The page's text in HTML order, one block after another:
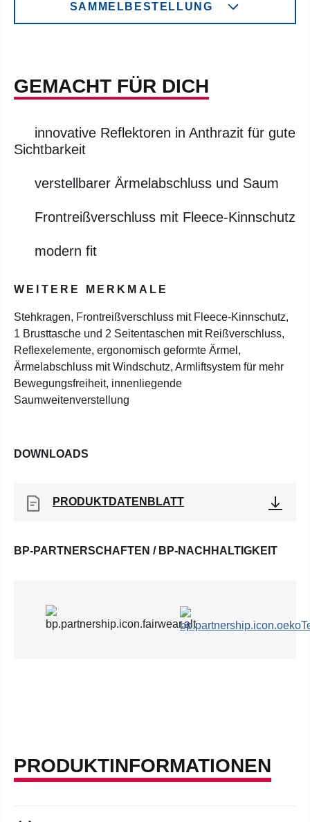
SAMMELBESTELLUNG
GEMACHT FÜR DICH
innovative Reflektoren in Anthrazit für gute
Sichtbarkeit
verstellbarer Ärmelabschluss und Saum
Frontreißverschluss mit Fleece-Kinnschutz
modern fit
WEITERE MERKMALE
Stehkragen, Frontreißverschluss mit Fleece-Kinnschutz,
1 Brusttasche und 2 Seitentaschen mit Reißverschluss,
Reflexelemente, ergonomisch geformte Ärmel,
Ärmelabschluss mit Windschutz, Armliftsystem für mehr
Bewegungsfreiheit, innenliegende
Saumweitenverstellung
DOWNLOADS
PRODUKTDATENBLATT
BP-PARTNERSCHAFTEN / BP-NACHHALTIGKEIT
PRODUKTINFORMATIONEN